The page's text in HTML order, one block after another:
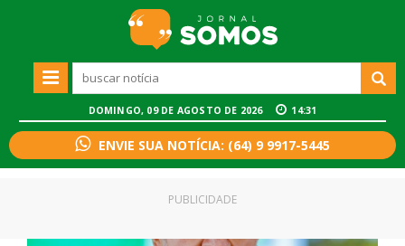
DOMINGO, 09 DE AGOSTO DE 2026 14:31
ENVIE SUA NOTÍCIA: (64) 9 9917-5445
PUBLICIDADE